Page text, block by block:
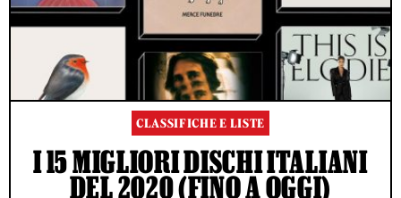
CLASSIFICHE E LISTE
I 15 MIGLIORI DISCHI ITALIANI
DEL 2020 (FINO A OGGI)